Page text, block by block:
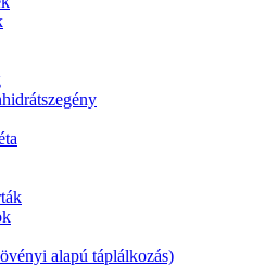
alapú táplálkozás)